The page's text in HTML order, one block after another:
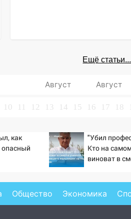
Ещё статьи...
Август Август
10 11 12 13 14 15 16 17 18
как
опасный
"Убил
Кто на
виноват в
горохом
Общество Экономика